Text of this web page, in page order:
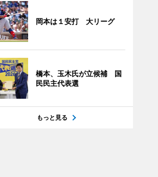
岡本は１安打 大リーグ
橋本、玉木氏が立候補 国
民民主代表選
もっと見る